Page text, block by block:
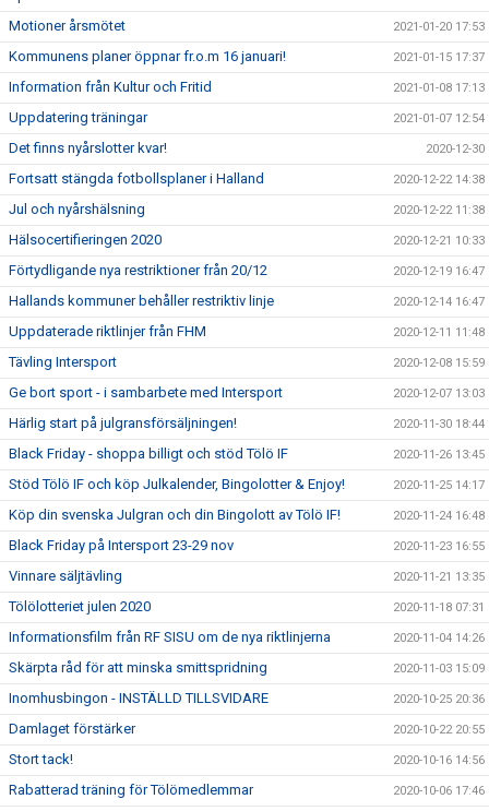
Motioner årsmötet 2021-01-20 17:53
Kommunens planer öppnar fr.o.m 16 januari! 2021-01-15 17:37
Information från Kultur och Fritid 2021-01-08 17:13
Uppdatering träningar 2021-01-07 12:54
Det finns nyårslotter kvar! 2020-12-30
Fortsatt stängda fotbollsplaner i Halland 2020-12-22 14:38
Jul och nyårshälsning 2020-12-22 11:38
Hälsocertifieringen 2020 2020-12-21 10:33
Förtydligande nya restriktioner från 20/12 2020-12-19 16:47
Hallands kommuner behåller restriktiv linje 2020-12-14 16:47
Uppdaterade riktlinjer från FHM 2020-12-11 11:48
Tävling Intersport 2020-12-08 15:59
Ge bort sport - i sambarbete med Intersport 2020-12-07 13:03
Härlig start på julgransförsäljningen! 2020-11-30 18:44
Black Friday - shoppa billigt och stöd Tölö IF 2020-11-26 13:45
Stöd Tölö IF och köp Julkalender, Bingolotter & Enjoy! 2020-11-25 14:17
Köp din svenska Julgran och din Bingolott av Tölö IF! 2020-11-24 16:48
Black Friday på Intersport 23-29 nov 2020-11-23 16:55
Vinnare säljtävling 2020-11-21 13:35
Tölölotteriet julen 2020 2020-11-18 07:31
Informationsfilm från RF SISU om de nya riktlinjerna 2020-11-04 14:26
Skärpta råd för att minska smittspridning 2020-11-03 15:09
Inomhusbingon - INSTÄLLD TILLSVIDARE 2020-10-25 20:36
Damlaget förstärker 2020-10-22 20:55
Stort tack! 2020-10-16 14:56
Rabatterad träning för Tölömedlemmar 2020-10-06 17:46